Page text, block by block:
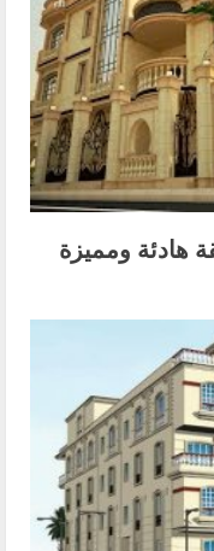
هادئة ومميزة